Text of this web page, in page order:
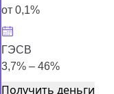
от 0,1%
ГЭСВ
3,7% – 46%
Получить деньги